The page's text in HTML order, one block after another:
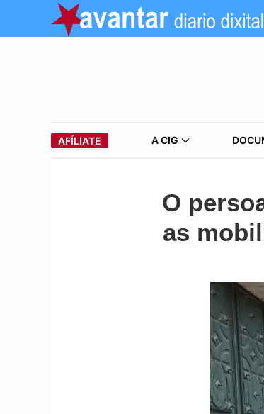
AFÍLIATE A CIG
O
as